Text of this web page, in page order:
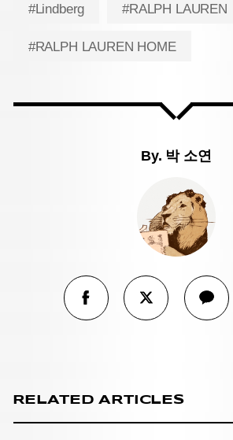
#Lindberg #RALPH LAUREN
#RALPH LAUREN HOME
By. 박 소연
RELATED ARTICLES